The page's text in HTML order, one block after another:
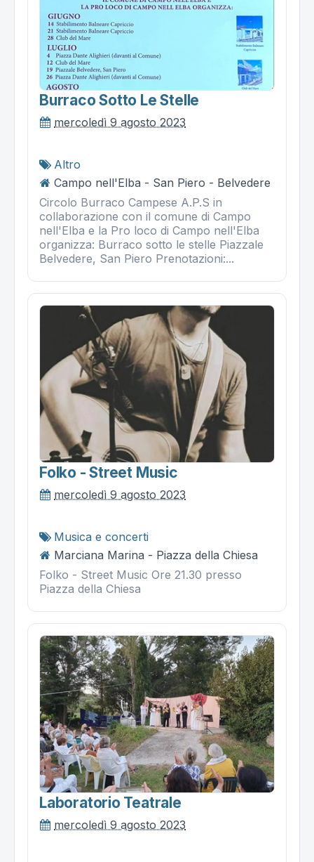
Burraco Sotto Le Stelle
mercoledì 9 agosto 2023
Altro
Campo nell'Elba - San Piero - Belvedere
Circolo Burraco Campese A.P.S in
collaborazione con il comune di Campo
nell'Elba e la Pro loco di Campo nell'Elba
organizza: Burraco sotto le stelle Piazzale
Belvedere, San Piero Prenotazioni:...
Folko - Street Music
mercoledì 9 agosto 2023
Musica e concerti
Marciana Marina - Piazza della Chiesa
Folko - Street Music Ore 21.30 presso
Piazza della Chiesa
Laboratorio Teatrale
mercoledì 9 agosto 2023